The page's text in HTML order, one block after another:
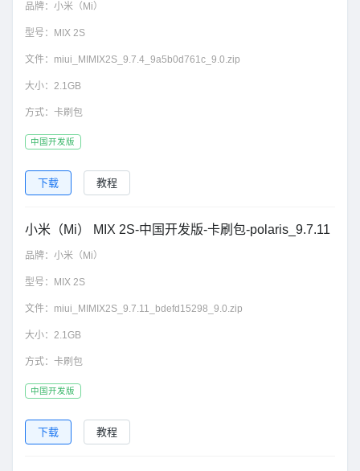
品牌： 小米（Mi）
型号： MIX 2S
文件： miui_MIMIX2S_9.7.4_9a5b0d761c_9.0.zip
大小： 2.1GB
方式： 卡刷包
中国开发版
下载 教程
小米（Mi） MIX 2S-中国开发版-卡刷包-polaris_9.7.11
品牌： 小米（Mi）
型号： MIX 2S
文件： miui_MIMIX2S_9.7.11_bdefd15298_9.0.zip
大小： 2.1GB
方式： 卡刷包
中国开发版
下载 教程